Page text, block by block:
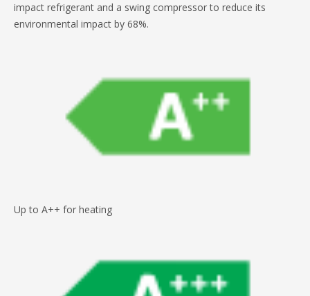
impact refrigerant and a swing compressor to reduce its
environmental impact by 68%.
Up to A++ for heating